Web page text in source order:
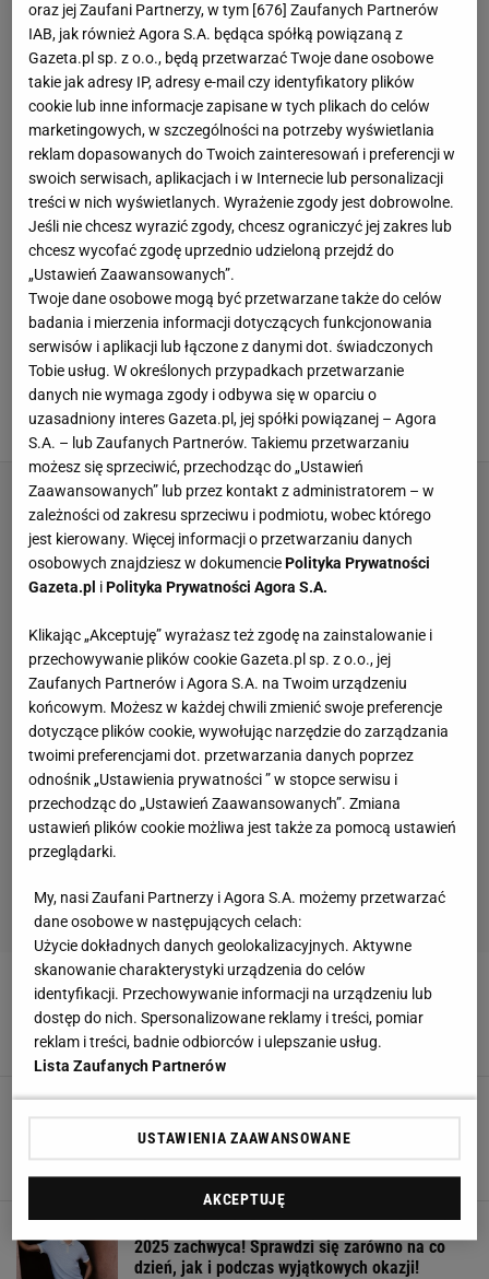
Absolwentka filologii polskiej na Uniwersytecie
Warszawskim. Lubi obserwować zmieniające się
trendy modowe i makijażowe.
Praca w Avanti24.pl pozwala jej na połączenie
zdobytego wykształcenia z zamiłowaniem do mody i
urody. W wolnych chwilach lubi czytać thrillery i
kryminały. Z wielką przyjemnością ogląda dobre
seriale i słucha muzyki.
WSZYSTKIE ARTYKUŁY
Te swetry warto mieć w swojej szafie. Są
miękkie jak chmurka i pasują do wszystkiego.
HITY z kolekcji polskiej marki!
22 WRZEŚNIA 2025, 15:44
Nasze kosmetyczne odkrycia w sam raz na
jesień i zimę. Mają świetne opinie wśród
internautek, a są niedrogie!
26 SIERPNIA 2025, 18:40
Okulary z fusów po kawie i notes z papieru
kamiennego, czyli przegląd ekologicznych
gadżetów według Justyny Laskowskiej
3 KWIETNIA 2025, 11:40
Męska kolekcja Reserved na sezon wiosna-lato
2025 zachwyca! Sprawdzi się zarówno na co
dzień, jak i podczas wyjątkowych okazji!
oraz jej Zaufani Partnerzy, w tym [676] Zaufanych Partnerów
IAB, jak również Agora S.A. będąca spółką powiązaną z
Gazeta.pl sp. z o.o., będą przetwarzać Twoje dane osobowe
takie jak adresy IP, adresy e-mail czy identyfikatory plików
cookie lub inne informacje zapisane w tych plikach do celów
marketingowych, w szczególności na potrzeby wyświetlania
reklam dopasowanych do Twoich zainteresowań i preferencji w
swoich serwisach, aplikacjach i w Internecie lub personalizacji
treści w nich wyświetlanych. Wyrażenie zgody jest dobrowolne.
Jeśli nie chcesz wyrazić zgody, chcesz ograniczyć jej zakres lub
chcesz wycofać zgodę uprzednio udzieloną przejdź do
„Ustawień Zaawansowanych”.
Twoje dane osobowe mogą być przetwarzane także do celów
badania i mierzenia informacji dotyczących funkcjonowania
serwisów i aplikacji lub łączone z danymi dot. świadczonych
Tobie usług. W określonych przypadkach przetwarzanie
danych nie wymaga zgody i odbywa się w oparciu o
uzasadniony interes Gazeta.pl, jej spółki powiązanej – Agora
S.A. – lub Zaufanych Partnerów. Takiemu przetwarzaniu
możesz się sprzeciwić, przechodząc do „Ustawień
Zaawansowanych” lub przez kontakt z administratorem – w
zależności od zakresu sprzeciwu i podmiotu, wobec którego
jest kierowany. Więcej informacji o przetwarzaniu danych
osobowych znajdziesz w dokumenciePolityka Prywatności
Gazeta.pl iPolityka Prywatności Agora S.A.
Klikając „Akceptuję” wyrażasz też zgodę na zainstalowanie i
przechowywanie plików cookie Gazeta.pl sp. z o.o., jej
Zaufanych Partnerów i Agora S.A. na Twoim urządzeniu
końcowym. Możesz w każdej chwili zmienić swoje preferencje
dotyczące plików cookie, wywołując narzędzie do zarządzania
twoimi preferencjami dot. przetwarzania danych poprzez
odnośnik „Ustawienia prywatności ” w stopce serwisu i
przechodząc do „Ustawień Zaawansowanych”. Zmiana
ustawień plików cookie możliwa jest także za pomocą ustawień
przeglądarki.
My, nasi Zaufani Partnerzy i Agora S.A. możemy przetwarzać
dane osobowe w następujących celach:
Użycie dokładnych danych geolokalizacyjnych. Aktywne
skanowanie charakterystyki urządzenia do celów
identyfikacji. Przechowywanie informacji na urządzeniu lub
dostęp do nich. Spersonalizowane reklamy i treści, pomiar
reklam i treści, badnie odbiorców i ulepszanie usług.
Lista Zaufanych Partnerów
USTAWIENIA ZAAWANSOWANE
AKCEPTUJĘ